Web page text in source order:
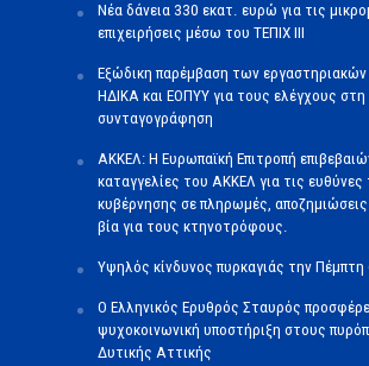
Νέα δάνεια 330 εκατ. ευρώ για τις
επιχειρήσεις μέσω του ΤΕΠΙΧ ΙΙΙ
Εξώδικη παρέμβαση των
ΗΔΙΚΑ και ΕΟΠΥΥ για τους ελέγχους στη
συνταγογράφηση
ΑΚΚΕΛ: Η Ευρωπαϊκή Επιτροπή
καταγγελίες του ΑΚΚΕΛ για τις ευθύνες
κυβέρνησης σε πληρωμές,
βία για τους κτηνοτρόφους.
Υψηλός κίνδυνος πυρκαγιάς την
Ο Ελληνικός Ερυθρός Σταυρός
ψυχοκοινωνική υποστήριξη στους
Δυτικής Αττικής